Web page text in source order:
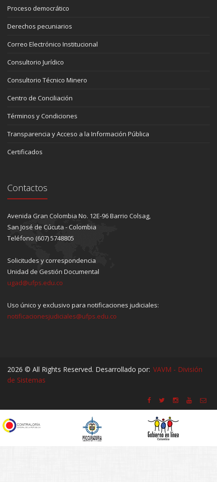
Proceso democrático
Derechos pecuniarios
Correo Electrónico Institucional
Consultorio Jurídico
Consultorio Técnico Minero
Centro de Conciliación
Términos y Condiciones
Transparencia y Acceso a la Información Pública
Certificados
Contactos
Avenida Gran Colombia No. 12E-96 Barrio Colsag,
San José de Cúcuta - Colombia
Teléfono (607) 5748805
Solicitudes y correspondencia
Unidad de Gestión Documental
ugad@ufps.edu.co
Uso único y exclusivo para notificaciones judiciales:
notificacionesjudiciales@ufps.edu.co
2026 © All Rights Reserved. Desarrollado por: VAVM - División
de Sistemas